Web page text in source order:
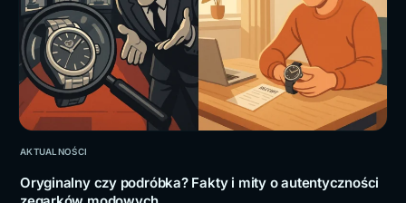
AKTUALNOŚCI
Oryginalny czy podróbka? Fakty i mity o autentyczności